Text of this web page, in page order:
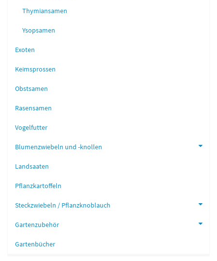
Thymiansamen
Ysopsamen
Exoten
Keimsprossen
Obstsamen
Rasensamen
Vogelfutter
Blumenzwiebeln und -knollen
Landsaaten
Pflanzkartoffeln
Steckzwiebeln / Pflanzknoblauch
Gartenzubehör
Gartenbücher